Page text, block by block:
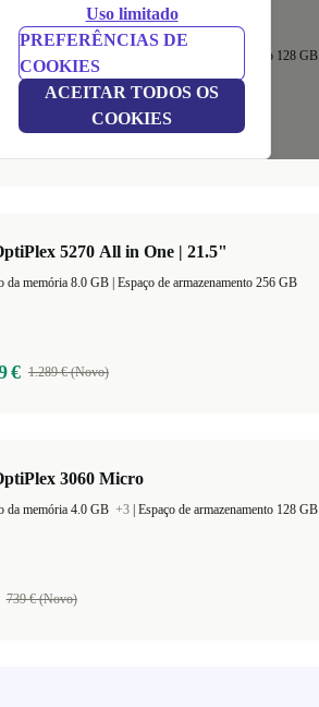
Uso limitado
PREFERÊNCIAS DE
COOKIES
ACEITAR TODOS OS
COOKIES
7080 Micro
da memória 8.0 GB Espaço de armazenamento 128 GB
5270 All in One | 21.5"
Espaço de armazenamento 256 GB
€ 1.289 € (Novo)
3060 Micro
da memória 4.0 GB +3 Espaço de armazenamento 128 GB
739 € (Novo)